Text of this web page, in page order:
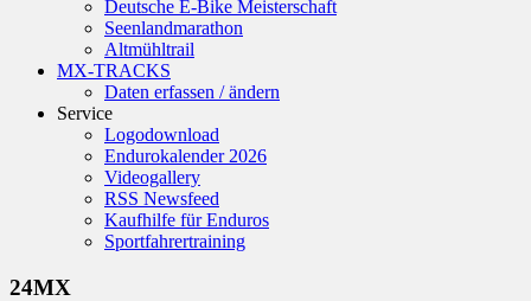
Deutsche E-Bike Meisterschaft
Seenlandmarathon
Altmühltrail
MX-TRACKS
Daten erfassen / ändern
Service
Logodownload
Endurokalender 2026
Videogallery
RSS Newsfeed
Kaufhilfe für Enduros
Sportfahrertraining
24MX